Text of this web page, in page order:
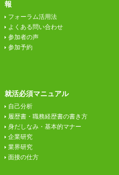
報
フォーラム活用法
よくある問い合わせ
参加者の声
参加予約
就活必須マニュアル
自己分析
履歴書・職務経歴書の書き方
身だしなみ・基本的マナー
企業研究
業界研究
面接の仕方